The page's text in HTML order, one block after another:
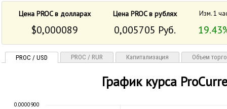
Цена PROC в долларах Цена PROC в рублях Изм. 1
$0,000089 0,005705 Руб.
PROC / USD PROC / RUR Капитализация Объем
График курса
0.0000900